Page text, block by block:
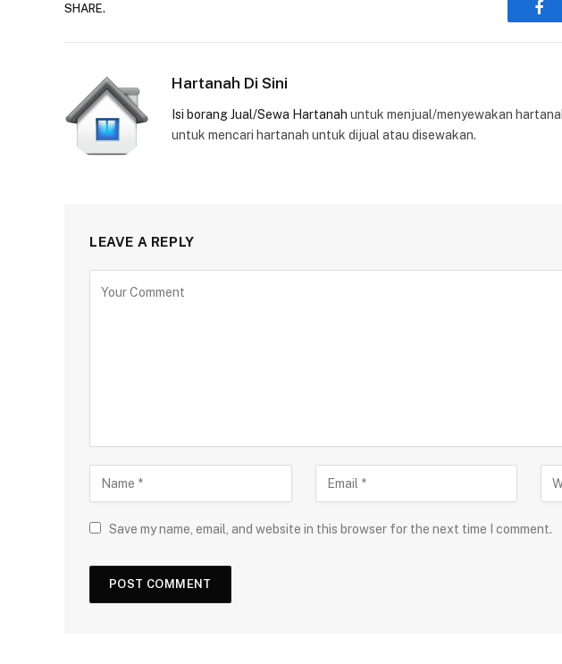
SHARE.
Hartanah Di Sini
Isi borang Jual/Sewa Hartanah untuk menjual/menyewakan
untuk mencari hartanah untuk dijual atau disewakan.
LEAVE A REPLY
Save my name, email, and website in this browser for the next time I comment.